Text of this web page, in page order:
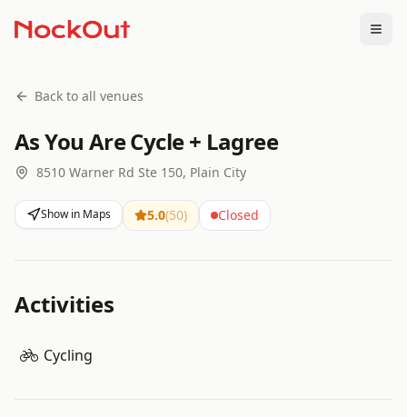
Back to all venues
As You Are Cycle + Lagree
8510 Warner Rd Ste 150, Plain City
Show in Maps 5.0(50) Closed
Activities
Cycling